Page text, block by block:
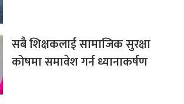
सबै शिक्षकलाई सामाजिक सुरक्षा
कोषमा समावेश गर्न ध्यानाकर्षण